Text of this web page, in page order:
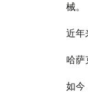
械。
近年
哈萨
如今